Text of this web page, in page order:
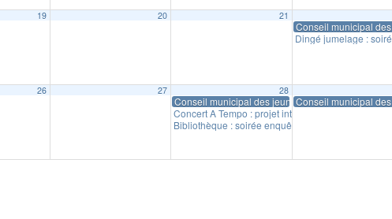
19 20 21
Conseil municipal des
Dingé jumelage :
26 27 28
Conseil municipal des jeunes
Concert A Tempo : projet intergenerationnel
Bibliothèque : soirée enquêtes et mystères
Conseil municipal des